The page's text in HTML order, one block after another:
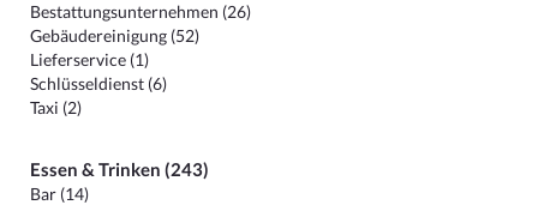
Bestattungsunternehmen (26)
Gebäudereinigung (52)
Lieferservice (1)
Schlüsseldienst (6)
Taxi (2)
Essen & Trinken (243)
Bar (14)